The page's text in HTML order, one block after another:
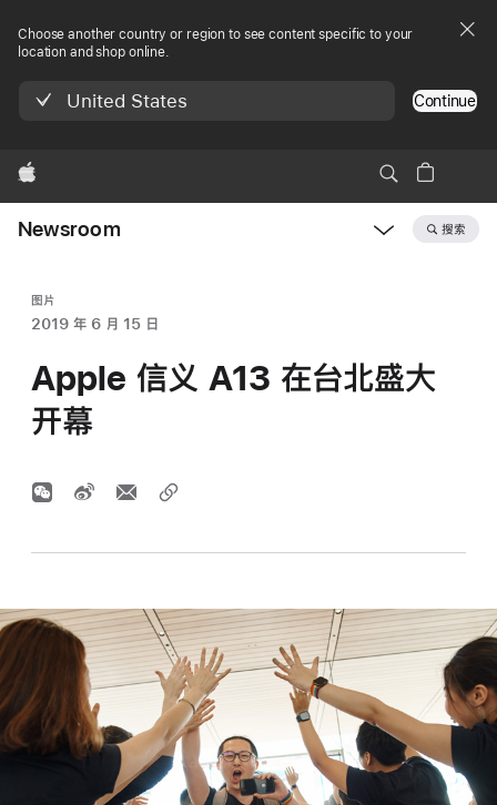
Choose another country or region to see content specific to your
location and shop online.
United States Continue
Apple
Newsroom 搜索
图片
2019 年 6 月 15 日
Apple 信义 A13 在台北盛大
开幕